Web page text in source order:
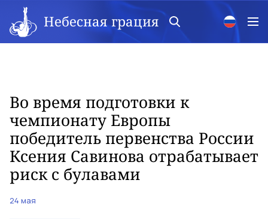
Небесная грация
Во время подготовки к
чемпионату Европы
победитель первенства России
Ксения Савинова отрабатывает
риск с булавами
24 мая